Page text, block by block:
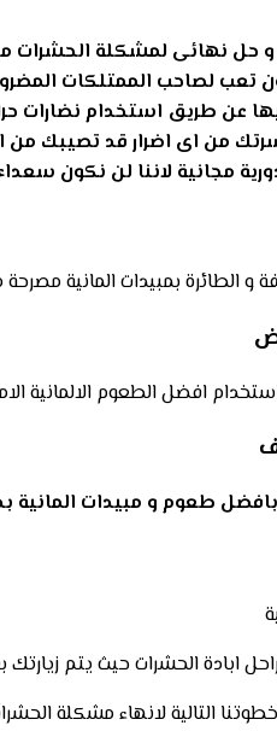
و حل نهائى لمشكلة الحشرات
لصاحب الممتلكات
عن طريق استخدام نضارات
من اى اضرار قد تصيبك
مجانية لاننا لن نكون
و الطائرة بمبيدات المانية
افضل الطعوم الالمانية
طعوم و مبيدات المانية
بعد مرور 15 يوم لرصد الحشرات والتاكد من ان تم القضاء على الحشرات نهائيا واعطائك
التالية لانهاء مشكلة